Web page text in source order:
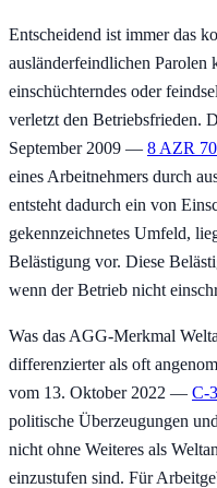
Entscheidend ist immer das
ausländerfeindlichen Parolen
einschüchterndes oder
verletzt den Betriebsfrieden.
September 2009 — 8 AZR
eines Arbeitnehmers durch
entsteht dadurch ein von
gekennzeichnetes Umfeld,
Belästigung vor. Diese
wenn der Betrieb nicht
Was das AGG-Merkmal
differenzierter als oft
vom 13. Oktober 2022 — C-
politische Überzeugungen
nicht ohne Weiteres als
einzustufen sind. Für